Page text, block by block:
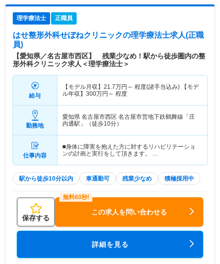
理学療法士 正職員
はせ整形外科せぼねクリニックの理学療法士求人(正職
員)
【愛知県／名古屋市西区】 残業少なめ！駅から徒歩圏内の整
形外科クリニック求人＜理学療法士＞
給与
【モデル月収】 21.7万円～ 程度(諸手当込み) 【モデ
ル年収】 300万円～ 程度
勤務地
愛知県 名古屋市西区 名古屋市営地下鉄鶴舞線「庄
内通駅」（徒歩10分）
仕事内容
■身体に障害を抱えた方に対するリハビリテーショ
ンの計画と実行をして頂きます。 …
駅から徒歩10分以内 車通勤可 残業少なめ 積極採用中
保存する
この求人を問い合わせる
詳細を見る